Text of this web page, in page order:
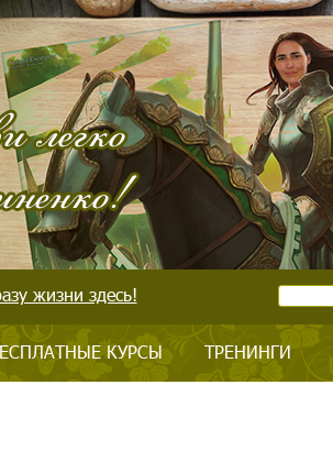
жизни здесь!
КУРСЫ ТРЕНИНГИ